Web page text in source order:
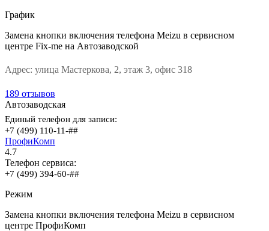
График
Замена кнопки включения телефона Meizu в сервисном
центре Fix-me на Автозаводской
Адрес: улица Мастеркова, 2, этаж 3, офис 318
189 отзывов
Автозаводская
Единый телефон для записи:
+7 (499) 110-11-##
ПрофиКомп
4.7
Телефон сервиса:
+7 (499) 394-60-##
Режим
Замена кнопки включения телефона Meizu в сервисном
центре ПрофиКомп